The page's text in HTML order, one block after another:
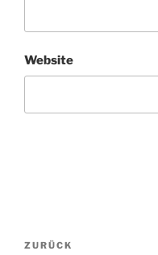
Website
Beitragsnavigation
Vorheriger
ZURÜCK